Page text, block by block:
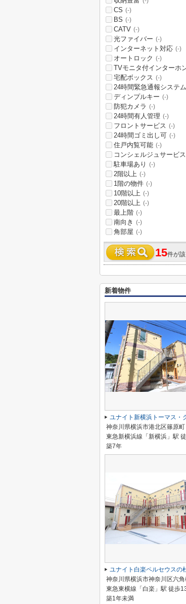
CS (-)
BS (-)
CATV (-)
光ファイバー (-)
インターネット対応 (-)
オートロック (-)
TVモニタ付インターホ
宅配ボックス (-)
24時間緊急通報システム
ディンプルキー (-)
防犯カメラ (-)
24時間有人管理 (-)
フロントサービス (-)
24時間ゴミ出し可 (-)
住戸内覧可能 (-)
コンシェルジュサービス
駐車場あり (-)
2階以上 (-)
1階の物件 (-)
10階以上 (-)
20階以上 (-)
最上階 (-)
南向き (-)
角部屋 (-)
15件が
新着物件
ユナイト新横浜トーマス・
神奈川県横浜市港北区篠原町
東急新横浜線「新横浜」駅
築7年
ユナイト白楽ペルセウスの
神奈川県横浜市神奈川区六角
東急東横線「白楽」駅 徒歩
築1年未満